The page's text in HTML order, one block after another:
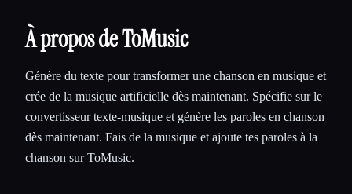
À propos de ToMusic
Génère du texte pour transformer une chanson en musique et
crée de la musique artificielle dès maintenant. Spécifie sur le
convertisseur texte-musique et génère les paroles en chanson
dès maintenant. Fais de la musique et ajoute tes paroles à la
chanson sur ToMusic.